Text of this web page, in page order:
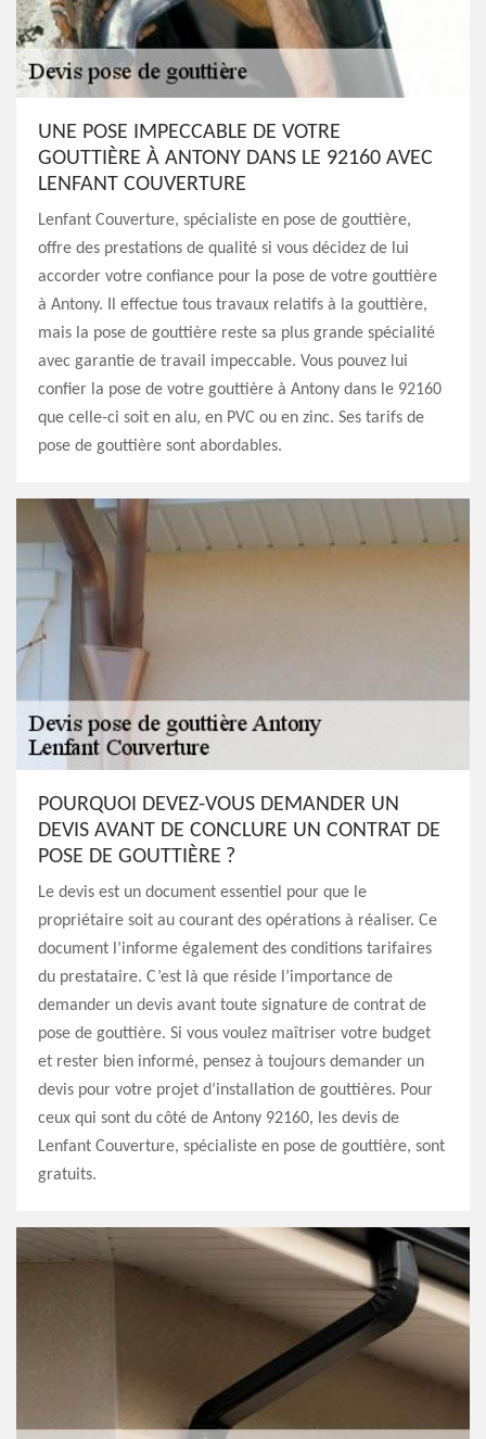
UNE POSE IMPECCABLE DE VOTRE
GOUTTIÈRE À ANTONY DANS LE 92160 AVEC
LENFANT COUVERTURE
Lenfant Couverture, spécialiste en pose de gouttière,
offre des prestations de qualité si vous décidez de lui
accorder votre confiance pour la pose de votre gouttière
à Antony. Il effectue tous travaux relatifs à la gouttière,
mais la pose de gouttière reste sa plus grande spécialité
avec garantie de travail impeccable. Vous pouvez lui
confier la pose de votre gouttière à Antony dans le 92160
que celle-ci soit en alu, en PVC ou en zinc. Ses tarifs de
pose de gouttière sont abordables.
POURQUOI DEVEZ-VOUS DEMANDER UN
DEVIS AVANT DE CONCLURE UN CONTRAT DE
POSE DE GOUTTIÈRE ?
Le devis est un document essentiel pour que le
propriétaire soit au courant des opérations à réaliser. Ce
document l’informe également des conditions tarifaires
du prestataire. C’est là que réside l’importance de
demander un devis avant toute signature de contrat de
pose de gouttière. Si vous voulez maîtriser votre budget
et rester bien informé, pensez à toujours demander un
devis pour votre projet d’installation de gouttières. Pour
ceux qui sont du côté de Antony 92160, les devis de
Lenfant Couverture, spécialiste en pose de gouttière, sont
gratuits.